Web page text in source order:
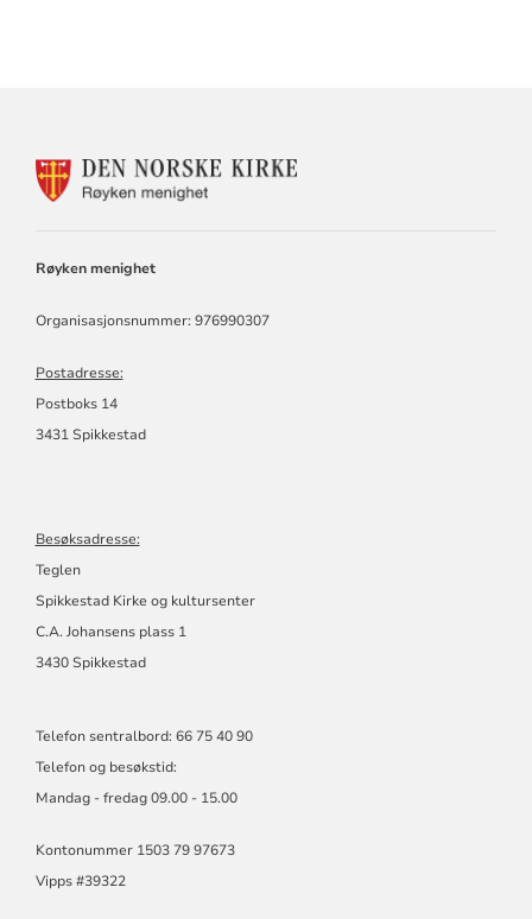
KONTAKTINFORMASJON
Røyken menighet
Organisasjonsnummer: 976990307
Postadresse:
Postboks 14
3431 Spikkestad
Besøksadresse:
Teglen
Spikkestad Kirke og kultursenter
C.A. Johansens plass 1
3430 Spikkestad
Telefon sentralbord: 66 75 40 90
Telefon og besøkstid:
Mandag - fredag 09.00 - 15.00
Kontonummer 1503 79 97673
Vipps #39322